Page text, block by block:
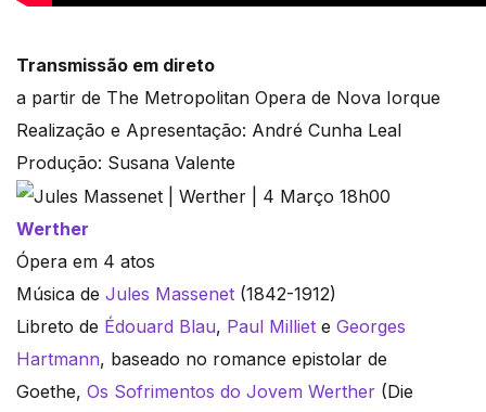
Transmissão em direto
a partir de The Metropolitan Opera de Nova Iorque
Realização e Apresentação: André Cunha Leal
Produção: Susana Valente
Werther
Ópera em 4 atos
Música de Jules Massenet (1842-1912)
Libreto de Édouard Blau, Paul Milliet e Georges
Hartmann, baseado no romance epistolar de
Goethe, Os Sofrimentos do Jovem Werther (Die